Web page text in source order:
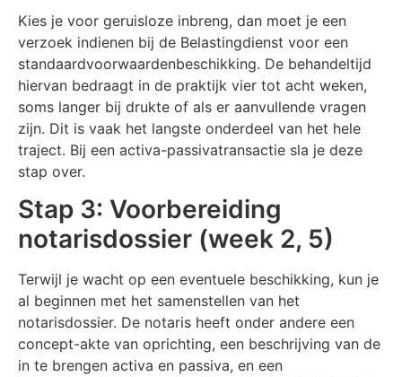
Kies je voor geruisloze inbreng, dan moet je een
verzoek indienen bij de Belastingdienst voor een
standaardvoorwaardenbeschikking. De behandeltijd
hiervan bedraagt in de praktijk vier tot acht weken,
soms langer bij drukte of als er aanvullende vragen
zijn. Dit is vaak het langste onderdeel van het hele
traject. Bij een activa-passivatransactie sla je deze
stap over.
Stap 3: Voorbereiding
notarisdossier (week 2, 5)
Terwijl je wacht op een eventuele beschikking, kun je
al beginnen met het samenstellen van het
notarisdossier. De notaris heeft onder andere een
concept-akte van oprichting, een beschrijving van de
in te brengen activa en passiva, en een